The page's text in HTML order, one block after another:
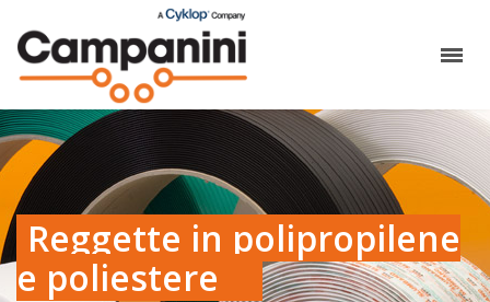
Reggette in polipropilene
e poliestere